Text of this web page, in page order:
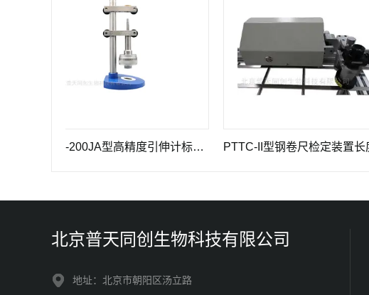
GWB-200JA型高精度引伸计标定仪长度计量器具 PTTC-II型钢卷尺检定装置长度计量仪器
北京普天同创生物科技有限公司
地址：北京市朝阳区汤立路